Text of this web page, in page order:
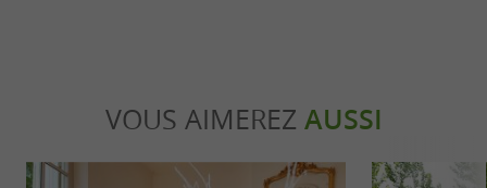
VOUS AIMEREZ AUSSI